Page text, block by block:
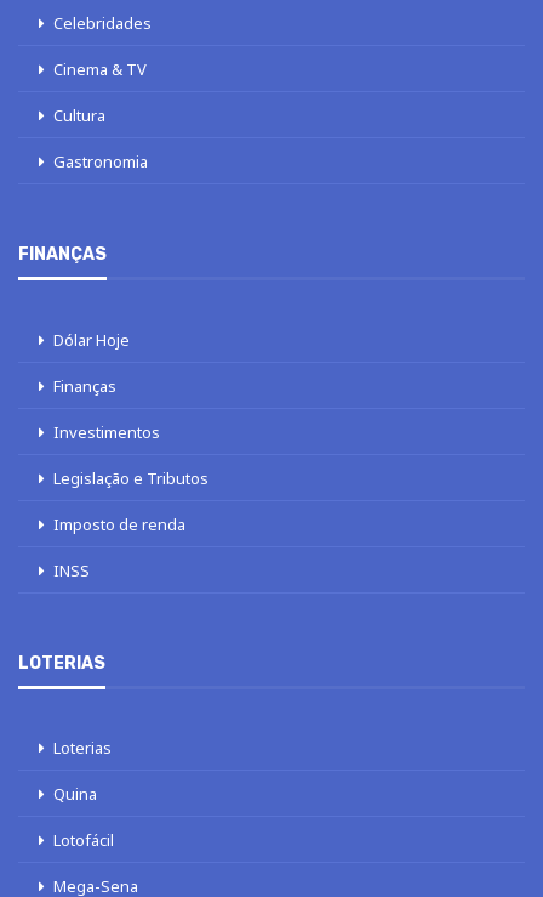
Celebridades
Cinema & TV
Cultura
Gastronomia
FINANÇAS
Dólar Hoje
Finanças
Investimentos
Legislação e Tributos
Imposto de renda
INSS
LOTERIAS
Loterias
Quina
Lotofácil
Mega-Sena